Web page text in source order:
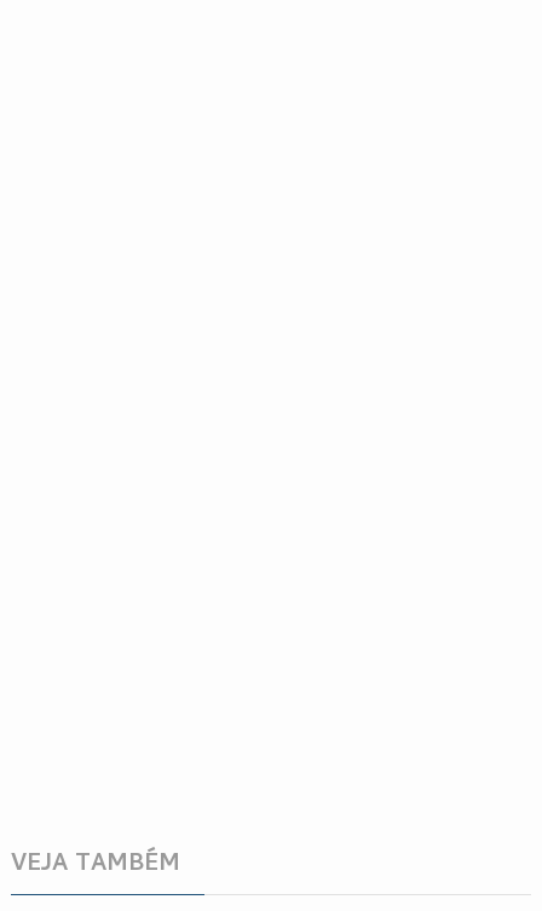
VEJA TAMBÉM